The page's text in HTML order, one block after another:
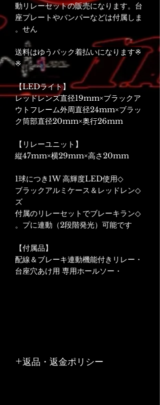
動リレーセットの販売になります。台
座プレートやバンパーなどは付属しま
せん。
※送料はゆうパック着払いになります
※
【LEDライト】
レッドレンズ直径19mm×ブラックア
ウトフレーム外周直径24mm×ブラッ
ク筒部直径20mm×奥行26mm
【リレーユニット】
縦47mm×横29mm×高さ20mm
◇1球につき1W 高輝度LED使用
◇ブラックアルミケース＆レッドレン
ズ
◇付属のリレーセットでブレーキラン
プに連動（2段階発光）可能です。
【付属品】
・配線＆ブレーキ連動機能付きリレー
・台座穴あけ用 専用ホールソー
返品・返金ポリシー